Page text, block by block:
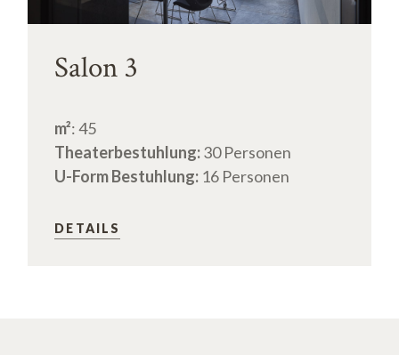
Salon 3
m²: 45
Theaterbestuhlung:30 Personen
U-Form Bestuhlung: 16 Personen
DETAILS